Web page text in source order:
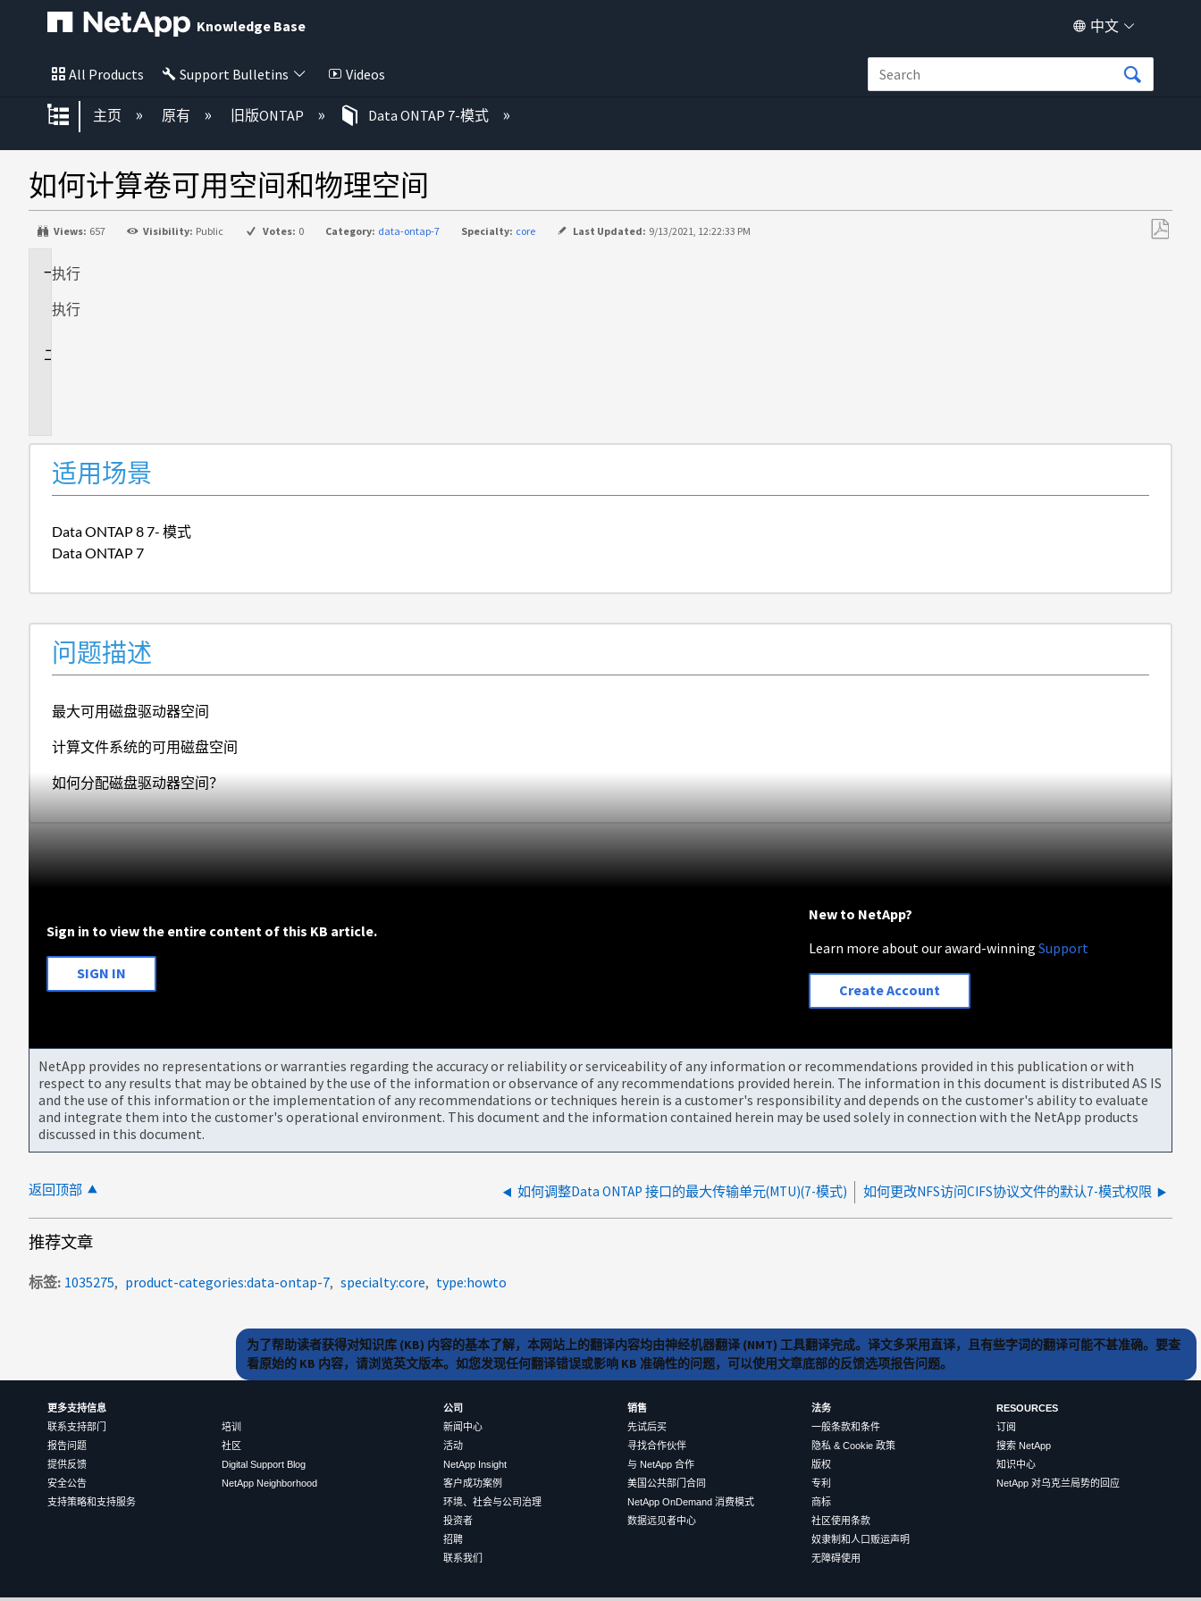
Knowledge Base 中文
All Products Support Bulletins Videos
扩展/隐缩全局层次
主页 原有 旧版ONTAP Data ONTAP 7-模式
如何计算卷可用空间和物理空间
Views: 657 Visibility: Public Votes: 0 Category: data-ontap-7 Specialty: core Last Updated: 9/13/2021, 12:22:33 PM
适
场
执行
执行
适用场景
Data ONTAP 8 7- 模式
Data ONTAP 7
问题描述
最大可用磁盘驱动器空间
计算文件系统的可用磁盘空间
如何分配磁盘驱动器空间？
Sign in to view the entire content of this KB article.
SIGN IN
New to NetApp?
Learn more about our award-winningSupport
Create Account
NetApp provides no representations or warranties regarding the accuracy or reliability or serviceability of any information or recommendations provided in this publication or with
respect to any results that may be obtained by the use of the information or observance of any recommendations provided herein. The information in this document is distributed AS IS
and the use of this information or the implementation of any recommendations or techniques herein is a customer's responsibility and depends on the customer's ability to evaluate
and integrate them into the customer's operational environment. This document and the information contained herein may be used solely in connection with the NetApp products
discussed in this document.
返回顶部 如何调整Data ONTAP 接口的最大传输单元(MTU)(7-模式) 如何更改NFS访问CIFS协议文件的默认7-模式权限
推荐文章
标签 1035275 product-categories:data-ontap-7 specialty:core type:howto
为了帮助读者获得对知识库 (KB) 内容的基本了解，本网站上的翻译内容均由神经机器翻译 (NMT) 工具翻译完成。译文多采用直译，且有些字词的翻译可能不甚准确。要查
看原始的 KB 内容，请浏览英文版本。如您发现任何翻译错误或影响 KB 准确性的问题，可以使用文章底部的反馈选项报告问题。
更多支持信息
联系支持部门
报告问题
提供反馈
安全公告
支持策略和支持服务
培训
社区
Digital Support Blog
NetApp Neighborhood
公司
新闻中心
活动
NetApp Insight
客户成功案例
环境、社会与公司治理
投资者
招聘
联系我们
销售
先试后买
寻找合作伙伴
与 NetApp 合作
美国公共部门合同
NetApp OnDemand 消费模式
数据远见者中心
法务
一般条款和条件
隐私 & Cookie 政策
版权
专利
商标
社区使用条款
奴隶制和人口贩运声明
无障碍使用
RESOURCES
订阅
搜索 NetApp
知识中心
NetApp 对乌克兰局势的回应